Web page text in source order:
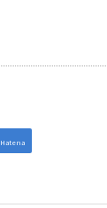
Hatena